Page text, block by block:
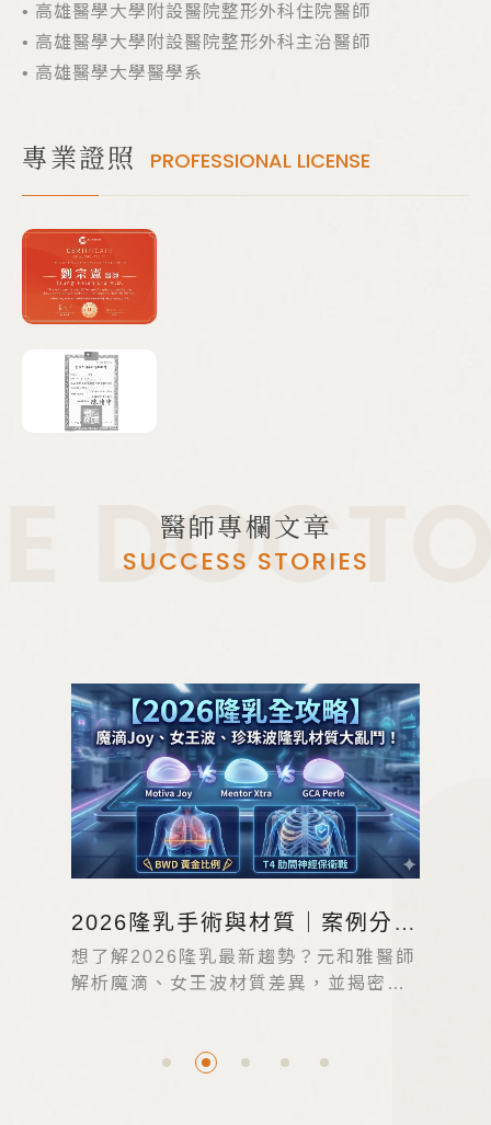
• 高雄醫學大學附設醫院整形外科住院醫師
• 高雄醫學大學附設醫院整形外科主治醫師
• 高雄醫學大學醫學系
專業證照 PROFESSIONAL LICENSE
醫師專欄文章
SUCCESS STORIES
平胸手術種類怎麼分？不同切口
方式對平整度與疤痕的影響
平胸手術種類很多，並非越微創越好，
而是需依胸型、皮膚彈性、下垂程度與
乳頭位置評估。本文說明乳暈切口、胸
適合對象、優缺點與選擇重點，協助
FTM 與非二元族群做出安心且符合條件
的平胸手術決策。